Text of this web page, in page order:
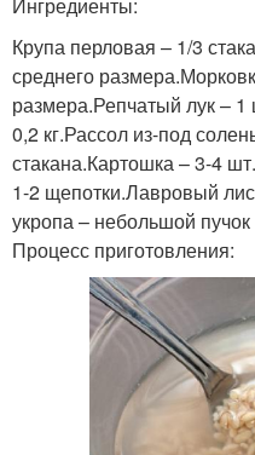
Ингредиенты:
Крупа перловая – 1/3
среднего
размера.Репчатый лук –
0,2 кг.Рассол из-под
стакана.Картошка – 3-4
1-2 щепотки.Лавровый
укропа – небольшой пучок
Процесс приготовления: